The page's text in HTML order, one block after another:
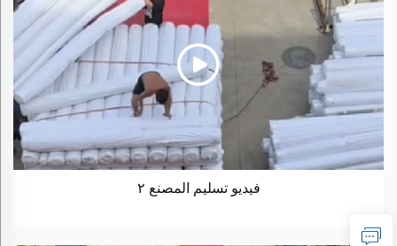
فيديو تسليم المصنع ٢